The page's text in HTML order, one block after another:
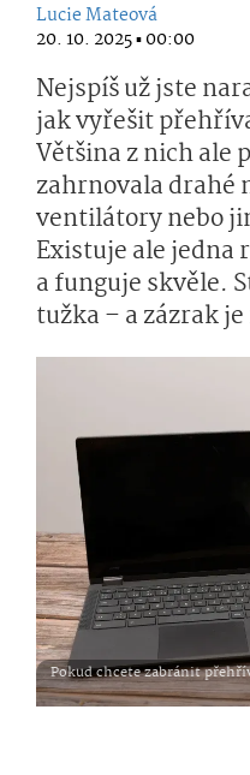
Lucie Mateová
20. 10. 2025 ▪ 00:00
Nejspíš už jste
jak vyřešit
Většina z nich ale
zahrnovala drahé
ventilátory nebo
Existuje ale jedna
a funguje skvěle.
tužka – a zázrak